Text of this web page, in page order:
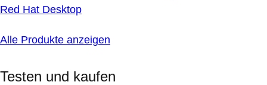
Red Hat Desktop
Alle Produkte anzeigen
Testen und kaufen